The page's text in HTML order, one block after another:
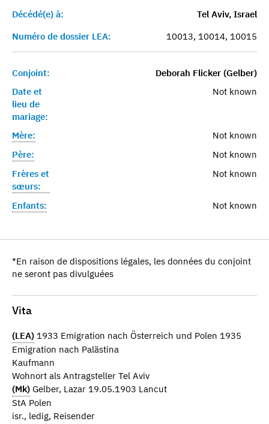
Décédé(e) à:
Tel Aviv, Israel
Numéro de dossier LEA:
10013, 10014, 10015
Conjoint:
Deborah Flicker (Gelber)
Date et
lieu de
mariage:
Not known
Mère:
Not known
Père:
Not known
Frères et
sœurs:
Not known
Enfants: Not known
*En raison de dispositions légales, les données du conjoint
ne seront pas divulguées
Vita
(LEA) 1933 Emigration nach Österreich und Polen 1935
Emigration nach Palästina
Kaufmann
Wohnort als Antragsteller Tel Aviv
(Mk) Gelber, Lazar 19.05.1903 Lancut
StA Polen
isr., ledig, Reisender